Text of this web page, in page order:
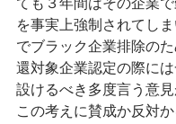
ても３年間はその企業
を事実上強制されてし
でブラック企業排除の
還対象企業認定の際に
設けるべき多度言う意
この考えに賛成か反対